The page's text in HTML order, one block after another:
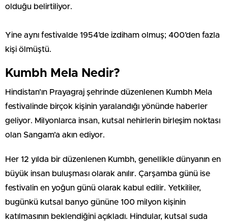
olduğu belirtiliyor.
Yine aynı festivalde 1954’de izdiham olmuş; 400’den fazla
kişi ölmüştü.
Kumbh Mela Nedir?
Hindistan’ın Prayagraj şehrinde düzenlenen Kumbh Mela
festivalinde birçok kişinin yaralandığı yönünde haberler
geliyor. Milyonlarca insan, kutsal nehirlerin birleşim noktası
olan Sangam’a akın ediyor.
Her 12 yılda bir düzenlenen Kumbh, genellikle dünyanın en
büyük insan buluşması olarak anılır. Çarşamba günü ise
festivalin en yoğun günü olarak kabul edilir. Yetkililer,
bugünkü kutsal banyo gününe 100 milyon kişinin
katılmasının beklendiğini açıkladı. Hindular, kutsal suda